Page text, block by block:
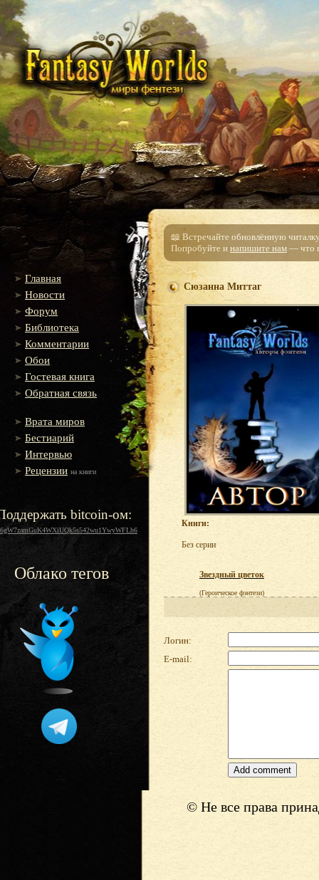
Главная
Новости
Форум
Библиотека
Комментарии
Обои
Гостевая книга
Обратная связь
Врата миров
Бестиарий
Интервью
Рецензии на книги
bitcoin-ом:
Облако тегов
📖 Встречайте обновлённую
Попробуйте и напишите нам — что
Сюзанна Миттаг
Книги:
Без серии
Звездный цветок
(Героическое фэнтези)
Логин:
E-mail:
© Не все права